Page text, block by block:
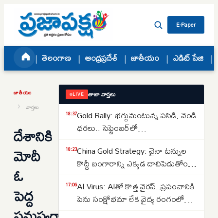
Skip to content
E-Paper
తెలంగాణ ఆంధ్రప్రదేశ్ జాతీయం ఎడిట్ పేజి
జాతీయం
› వార్తలు
దేశానికి
మోదీ
ఓ
పెద్ద
LIVE తాజా వార్తలు
18:37Gold Rally: భగ్గుమంటున్న పసిడి, వెండి
ధరలు.. సెప్టెంబర్‌లో
18:23China Gold Strategy: చైనా టన్నుల
కొద్దీ బంగారాన్ని ఎక్కడ దాచిపెడుతోందో
వెనుక అసలు కథ ఇదే..
17:06AI Virus: AIతో కొత్త వైరస్‌..ప్రపంచానికి
పెను సంక్షోభమా లేక వైద్య రంగంలో